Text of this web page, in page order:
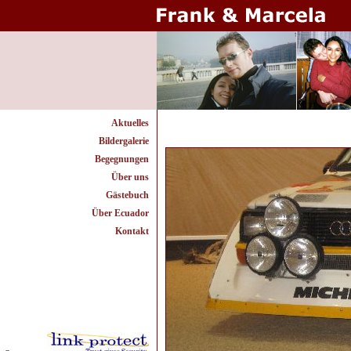
Aktuelles
Bildergalerie
Begegnungen
Über uns
Gästebuch
Über Ecuador
Kontakt